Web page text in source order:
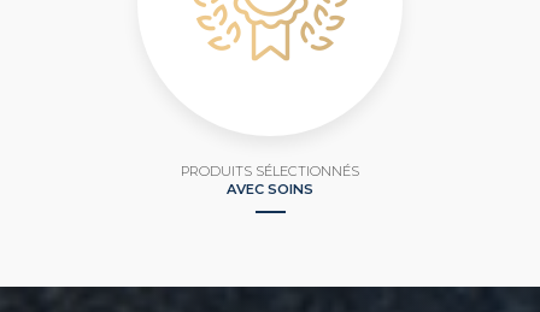
PRODUITS SÉLECTIONNÉS
AVEC SOINS